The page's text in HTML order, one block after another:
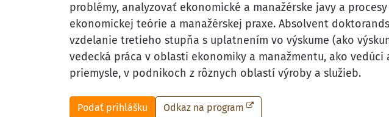
problémy, analyzovať ekonomické a manažérske javy a
ekonomickej teórie a manažérskej praxe. Absolvent
vzdelanie tretieho stupňa s uplatnením vo výskume (ako
vedecká práca v oblasti ekonomiky a manažmentu, ako
priemysle, v podnikoch z rôznych oblastí výroby a služieb.
Podať prihlášku Odkaz na program